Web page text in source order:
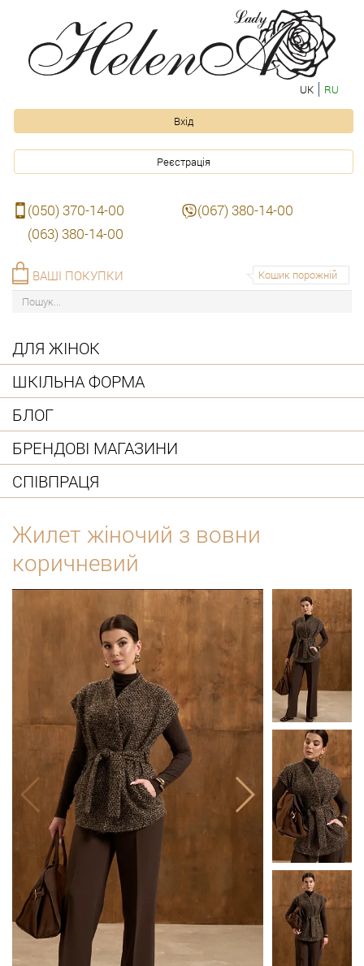
UK RU
Вхід
Реєстрація
(050) 370-14-00
(067) 380-14-00
(063) 380-14-00
Кошик порожній
ВАШІ ПОКУПКИ
ДЛЯ ЖІНОК
ШКІЛЬНА ФОРМА
БЛОГ
БРЕНДОВІ МАГАЗИНИ
СПІВПРАЦЯ
Жилет жіночий з вовни
коричневий